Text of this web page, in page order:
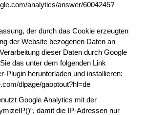
analytics/answer/6004245?
der durch das Cookie erzeugten
der Website bezogenen Daten an
dieser Daten durch Google
das unter dem folgenden Link
Plugin herunterladen und installieren:
dlpage/gaoptout?hl=de
Google Analytics mit der
damit die IP-Adressen nur